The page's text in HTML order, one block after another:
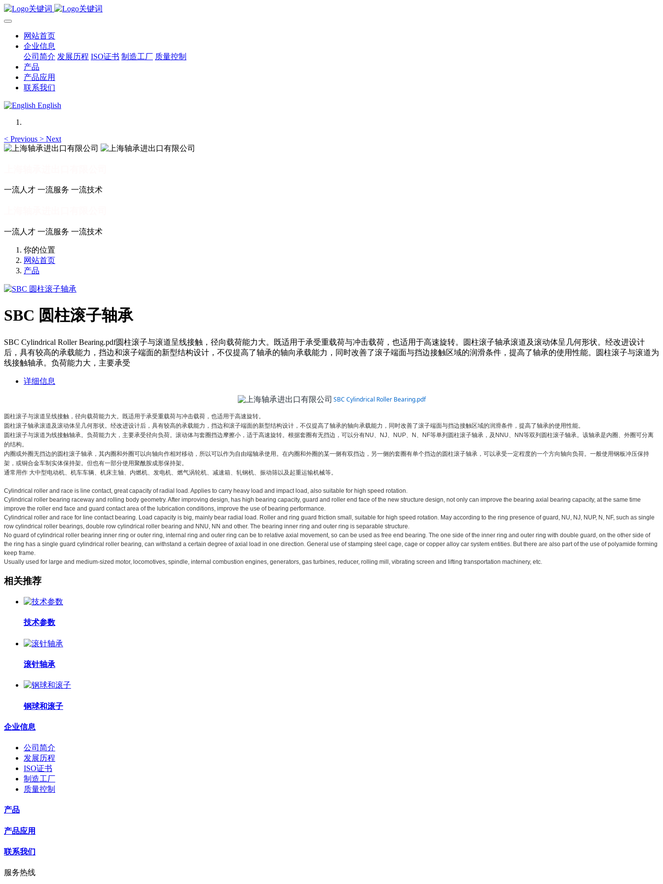
网站首页
企业信息
公司简介 发展历程 ISO证书 制造工厂 质量控制
产品
产品应用
联系我们
English
< Previous > Next
一流人才 一流服务 一流技术
一流人才 一流服务 一流技术
你的位置
网站首页
产品
SBC 圆柱滚子轴承
SBC Cylindrical Roller Bearing.pdf圆柱滚子与滚道呈线接触，径向载荷能力大。既适用于承受重载荷与冲击载荷，也适用于高速旋转。圆柱滚子轴承滚道及滚动体呈几何形状。经改进设计
后，具有较高的承载能力，挡边和滚子端面的新型结构设计，不仅提高了轴承的轴向承载能力，同时改善了滚子端面与挡边接触区域的润滑条件，提高了轴承的使用性能。圆柱滚子与滚道为
线接触轴承。负荷能力大，主要承受
详细信息
SBC Cylindrical Roller Bearing.pdf
圆柱滚子与滚道呈线接触，径向载荷能力大。既适用于承受重载荷与冲击载荷，也适用于高速旋转。
圆柱滚子轴承滚道及滚动体呈几何形状。经改进设计后，具有较高的承载能力，挡边和滚子端面的新型结构设计，不仅提高了轴承的轴向承载能力，同时改善了滚子端面与挡边接触区域的润滑条件，提高了轴承的使用性能。
圆柱滚子与滚道为线接触轴承。负荷能力大，主要承受径向负荷。滚动体与套圈挡边摩擦小，适于高速旋转。根据套圈有无挡边，可以分有NU、NJ、NUP、N、NF等单列圆柱滚子轴承，及NNU、NN等双列圆柱滚子轴承。该轴承是内圈、外圈可分离
的结构。
内圈或外圈无挡边的圆柱滚子轴承，其内圈和外圈可以向轴向作相对移动，所以可以作为自由端轴承使用。在内圈和外圈的某一侧有双挡边，另一侧的套圈有单个挡边的圆柱滚子轴承，可以承受一定程度的一个方向轴向负荷。一般使用钢板冲压保持
架，或铜合金车制实体保持架。但也有一部分使用聚酰胺成形保持架。
通常用作 大中型电动机、机车车辆、机床主轴、内燃机、发电机、燃气涡轮机、减速箱、轧钢机、振动筛以及起重运输机械等。
Cylindrical roller and race is line contact, great capacity of radial load. Applies to carry heavy load and impact load, also suitable for high speed rotation.
Cylindrical roller bearing raceway and rolling body geometry. After improving design, has high bearing capacity, guard and roller end face of the new structure design, not only can improve the bearing axial bearing capacity, at the same time
improve the roller end face and guard contact area of the lubrication conditions, improve the use of bearing performance.
Cylindrical roller and race for line contact bearing. Load capacity is big, mainly bear radial load. Roller and ring guard friction small, suitable for high speed rotation. May according to the ring presence of guard, NU, NJ, NUP, N, NF, such as single
row cylindrical roller bearings, double row cylindrical roller bearing and NNU, NN and other. The bearing inner ring and outer ring is separable structure.
No guard of cylindrical roller bearing inner ring or outer ring, internal ring and outer ring can be to relative axial movement, so can be used as free end bearing. The one side of the inner ring and outer ring with double guard, on the other side of
the ring has a single guard cylindrical roller bearing, can withstand a certain degree of axial load in one direction. General use of stamping steel cage, cage or copper alloy car system entities. But there are also part of the use of polyamide forming
keep frame.
Usually used for large and medium-sized motor, locomotives, spindle, internal combustion engines, generators, gas turbines, reducer, rolling mill, vibrating screen and lifting transportation machinery, etc.
相关推荐
技术参数
滚针轴承
钢球和滚子
企业信息
公司简介
发展历程
ISO证书
制造工厂
质量控制
产品
产品应用
联系我们
服务热线